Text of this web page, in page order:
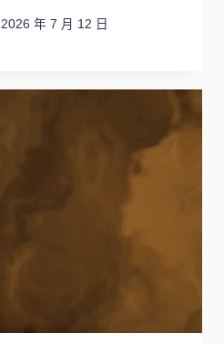
2026 年 7 月 12 日